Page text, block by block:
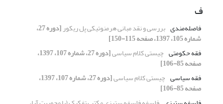
ف
فاصله‌مندی بررسی و نقد مبانی هرمنوتیکی پل ریکور [دوره 27،
شماره 105، 1397، صفحه 115-150]
فقه حکومتی چیستی کلام سیاسی [دوره 27، شماره 107، 1397،
صفحه 85-106]
فقه سیاسی چیستی کلام سیاسی [دوره 27، شماره 107، 1397،
صفحه 85-106]